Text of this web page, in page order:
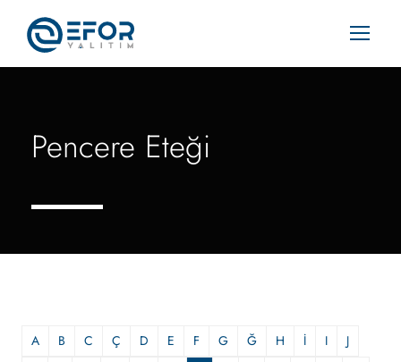
Pencere Eteği
A B C Ç D E F G Ğ H İ I
J